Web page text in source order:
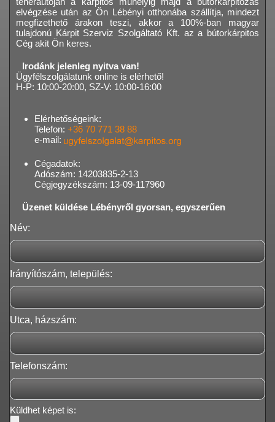
elvégzése után az Ön Lébényi otthonába szállítja, mindezt
megfizethető árakon teszi, akkor a 100%-ban magyar
tulajdonú Kárpit Szerviz Szolgáltató Kft. az a bútorkárpitos
Cég akit Ön keres.
Irodánk jelenleg nyitva van!
Ügyfélszolgálatunk online is elérhető!
H-P: 10:00-20:00, SZ-V: 10:00-16:00
Elérhetőségeink:
Telefon: +36 70 771 38 88
e-mail:
Cégadatok:
Adószám: 14203835-2-13
Cégjegyzékszám: 13-09-117960
Üzenet küldése Lébényről gyorsan, egyszerűen
Név:
Irányítószám, település:
Utca, házszám:
Telefonszám:
Küldhet képet is: